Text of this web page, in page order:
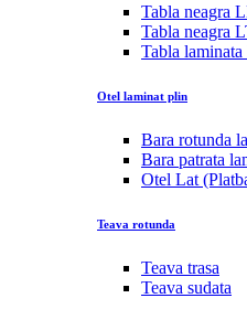
Tabla neagra
Tabla neagra
Tabla
Otel laminat plin
Bara rotunda
Bara patrata
Otel Lat
Teava rotunda
Teava trasa
Teava sudata